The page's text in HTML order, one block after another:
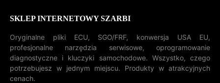
SKLEP INTERNETOWY SZARBI
Oryginalne pliki ECU, SGO/FRF, konwersja USA EU,
profesjonalne narzędzia serwisowe, oprogramowanie
diagnostyczne i kluczyki samochodowe. Wszystko, czego
potrzebujesz w jednym miejscu. Produkty w atrakcyjnych
cenach.